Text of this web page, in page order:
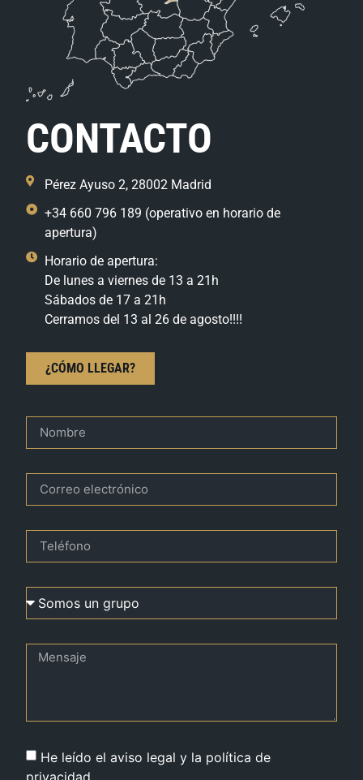
CONTACTO
Pérez Ayuso 2, 28002 Madrid
+34 660 796 189 (operativo en horario de
apertura)
Horario de apertura:
De lunes a viernes de 13 a 21h
Sábados de 17 a 21h
Cerramos del 13 al 26 de agosto!!!!
¿CÓMO LLEGAR?
He leído el aviso legal y la política de
privacidad